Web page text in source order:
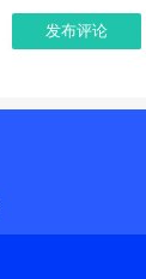
发布评论